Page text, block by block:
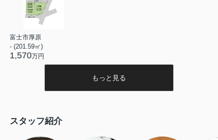
富士市厚原
- (201.59㎡)
1,570万円
もっと見る
スタッフ紹介